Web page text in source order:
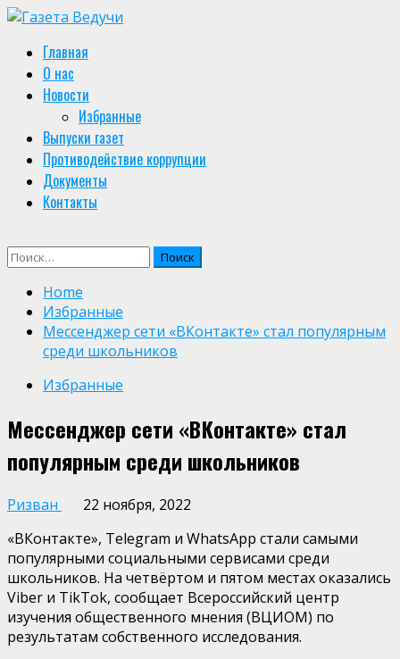
Skip
content
Primary
Menu
Главная
О нас
Новости
Избранные
Выпуски газет
Противодействие коррупции
Документы
Контакты
Найти:
Home
Избранные
Мессенджер сети «ВКонтакте» стал популярным
среди школьников
Избранные
Мессенджер сети «ВКонтакте» стал
популярным среди школьников
Ризван
22 ноября, 2022
«ВКонтакте», Telegram и WhatsApp стали самыми
популярными социальными сервисами среди
школьников. На четвёртом и пятом местах оказались
Viber и TikTok, сообщает Всероссийский центр
изучения общественного мнения (ВЦИОМ) по
результатам собственного исследования.